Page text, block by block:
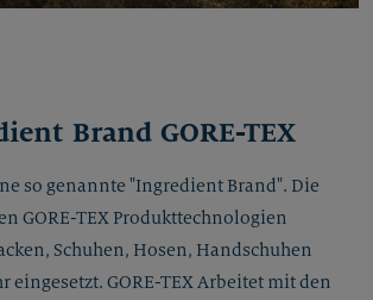
Brand GORE-TEX
so genannte "Ingredient Brand". Die
GORE-TEX Produkttechnologien
Schuhen, Hosen, Handschuhen
eingesetzt. GORE-TEX Arbeitet mit den